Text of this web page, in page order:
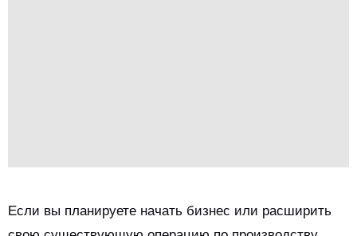
Если вы планируете начать бизнес или расширить